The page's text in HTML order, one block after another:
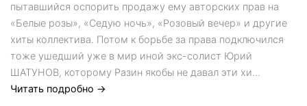
пытавшийся оспорить продажу ему авторских прав на
«Белые розы», «Седую ночь», «Розовый вечер» и другие
хиты коллектива. Потом к борьбе за права подключился
тоже ушедший уже в мир иной экс-солист Юрий
ШАТУНОВ, которому Разин якобы не давал эти хи...
Читать подробно →